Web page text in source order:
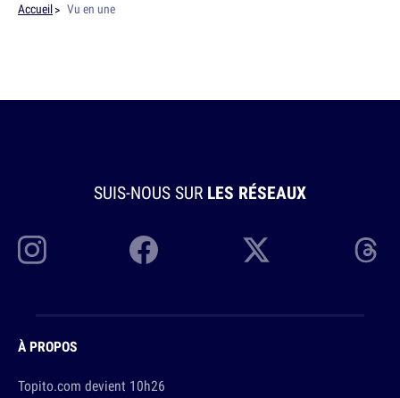
Accueil Vu en une
SUIS-NOUS SUR LES RÉSEAUX
À PROPOS
Topito.com devient 10h26